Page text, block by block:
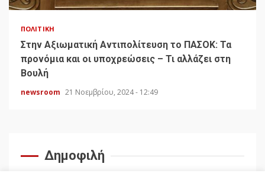
ΠΟΛΙΤΙΚΉ
Στην Αξιωματική Αντιπολίτευση το ΠΑΣΟΚ: Τα
προνόμια και οι υποχρεώσεις – Τι αλλάζει στη
Βουλή
newsroom 21 Νοεμβρίου, 2024 - 12:49
Δημοφιλή